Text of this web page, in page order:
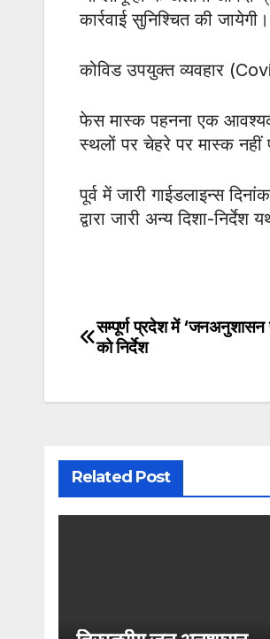
कार्रवाई सुनिश्चित की जायेगी।
कोविड उपयुक्त व्यवहार
फेस मास्क पहनना एक
स्थलों पर चेहरे पर मास्क नहीं
पूर्व में जारी गाईडलाइन्स
द्वारा जारी अन्य दिशा-निर्देश
Post
सम्पूर्ण प्रदेश में ‘जनअनुशासन
को निर्देश
Related Post